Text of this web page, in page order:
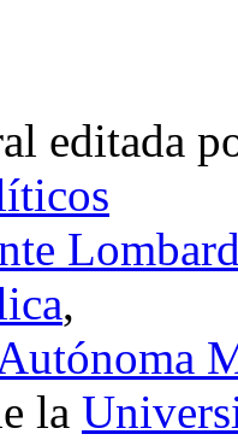
editada
,
la